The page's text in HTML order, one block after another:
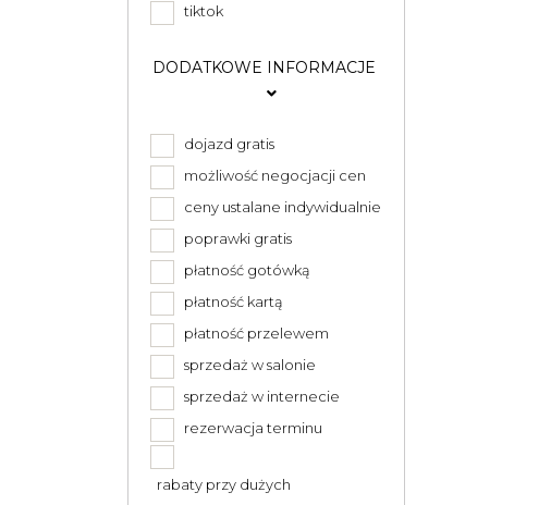
tiktok
DODATKOWE INFORMACJE
dojazd gratis
możliwość negocjacji cen
ceny ustalane indywidualnie
poprawki gratis
płatność gotówką
płatność kartą
płatność przelewem
sprzedaż w salonie
sprzedaż w internecie
rezerwacja terminu
rabaty przy dużych